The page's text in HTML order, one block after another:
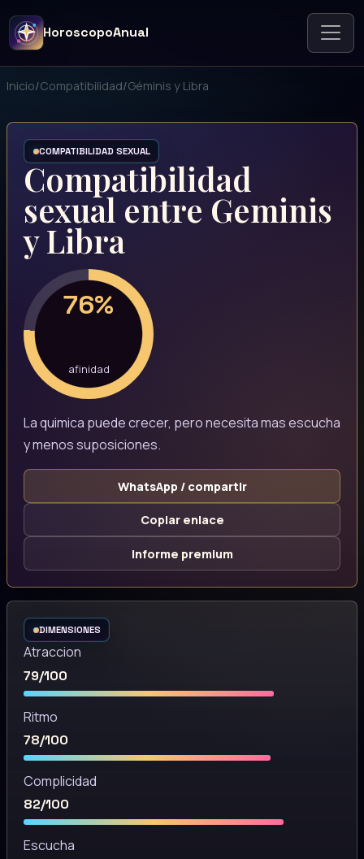
HoroscopoAnual
Inicio/Compatibilidad/Géminis y Libra
COMPATIBILIDAD SEXUAL
Compatibilidad
sexual entre Geminis
y Libra
76%
afinidad
La quimica puede crecer, pero necesita mas escucha
y menos suposiciones.
WhatsApp / compartir
Copiar enlace
Informe premium
DIMENSIONES
Atraccion
79/100
Ritmo
78/100
Complicidad
82/100
Escucha